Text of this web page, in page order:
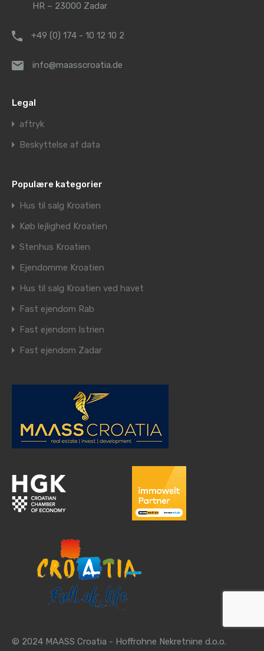
HR – 23000 Zadar
+49 (0) 174 - 10 12 10 2
info@maasscroatia.de
Legal
aftryk
Beskyttelse af data
Populære kategorier
Hus til salg Kroatien
Køb lejlighed Kroatien
Stenhus Kroatien
Ejendomme Kroatien
Hus til salg Kroatien ved havet
Fast ejendom Rab
Fast ejendom Istrien
Fast ejendom Zadar
© 2024 MAASS Croatia - Hoffrohne Nekretnine d.o.o.